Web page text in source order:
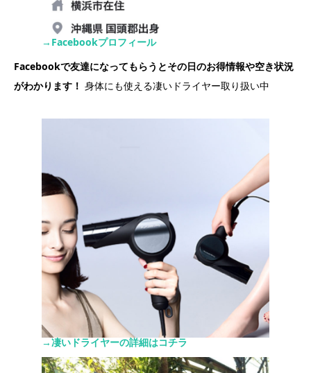
→Facebookプロフィール
Facebookで友達になってもらうとその日のお得情報や空き状況
がわかります！ 身体にも使える凄いドライヤー取り扱い中
→凄いドライヤーの詳細はコチラ